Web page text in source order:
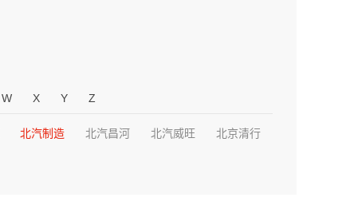
W X Y Z
北汽制造 北汽昌河 北汽威旺 北京清行